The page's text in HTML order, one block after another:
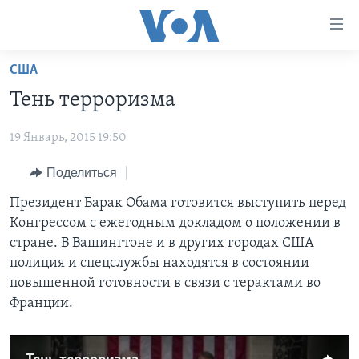
Перейти
основной
Перейти
навигации
Перейти
поиск
ПРОГРАММЫ
АМЕРИКА
НОВОСТИ ЗА МИНУТУ
ИТОГИ
ПОЧЕМУ ЭТО ВАЖНО?
ДИСКУССИЯ VOA
ДЕТАЛИ
АМЕРИКА. БОЛЬШОЕ ПУТЕШЕСТВИЕ
ПРОЕКТЫ
УЧИМ АНГЛИЙСКИЙ
НАША АМЕРИКАНСКАЯ ИСТОРИЯ
А КАК В АМЕРИКЕ?
АРТЕФАКТЫ
АМЕРИКАНСКИЕ ГОРОДКИ
ЭКСПЕРТИЗА
ИНТЕРВЬЮ
ФАКТЫ ПРОТИВ ФЕЙКОВ
ЗА СВОБОДУ ПРЕССЫ
УЧИМ АНГЛИЙСКИЙ
ВИДЕО
ПОДПИСКА НА НОВОСТИ
США
Тень терроризма
19 Январь, 2015 19:50
Поделиться
Президент Барак Обама готовится выступить перед
Конгрессом с ежегодным докладом о положении в
стране. В Вашингтоне и в других городах США
полиция и спецслужбы находятся в состоянии
повышенной готовности в связи с терактами во
Франции.